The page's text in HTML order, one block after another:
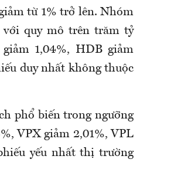
từ 1% trở lên. Nhóm
với quy mô trên trăm tỷ
1,04%, HDB giảm
duy nhất không thuộc
phổ biến trong ngưỡng
VPX giảm 2,01%, VPL
yếu nhất thị trường